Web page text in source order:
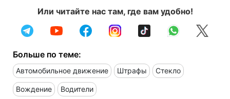
Или читайте нас там, где вам удобно!
Больше по теме:
Автомобильное движение Штрафы Стекло
Вождение Водители